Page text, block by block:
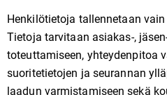
Henkilötietoja tallennetaan
Tietoja tarvitaan asiakas-,
toteuttamiseen, yhteydenpitoa
suoritetietojen ja seurannan
laadun varmistamiseen sekä